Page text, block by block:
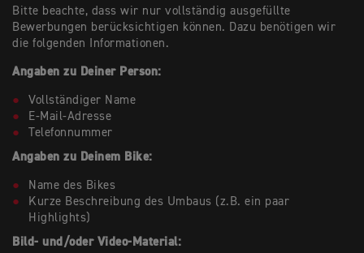
Bitte beachte, dass wir nur vollständig ausgefüllte
Bewerbungen berücksichtigen können. Dazu benötigen wir
die folgenden Informationen.
Angaben zu Deiner Person:
Vollständiger Name
E-Mail-Adresse
Telefonnummer
Angaben zu Deinem Bike:
Name des Bikes
Kurze Beschreibung des Umbaus (z.B. ein paar
Highlights)
Bild- und/oder Video-Material: